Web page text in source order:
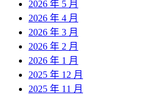
2026 年 5 月
2026 年 4 月
2026 年 3 月
2026 年 2 月
2026 年 1 月
2025 年 12 月
2025 年 11 月